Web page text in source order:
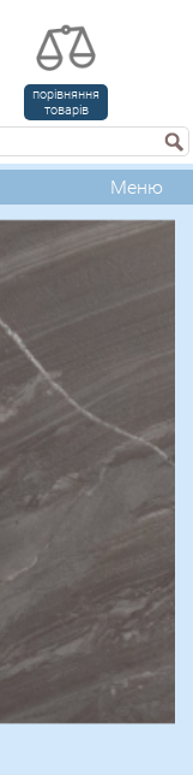
порівняння
товарів
Меню